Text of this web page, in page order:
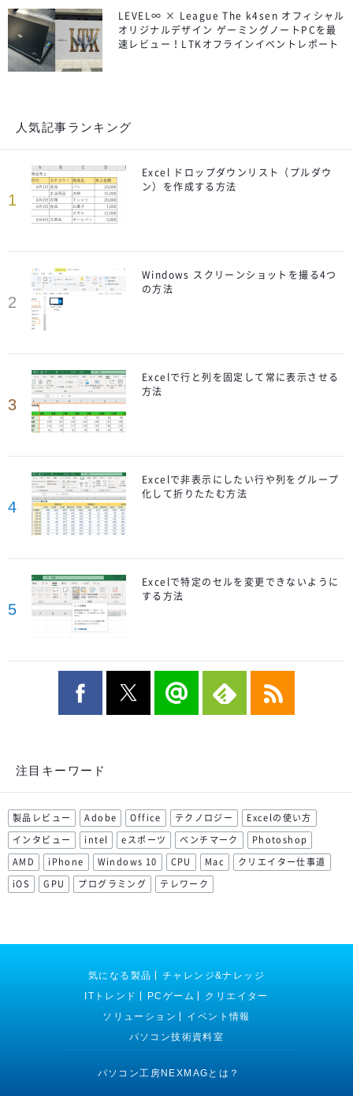
LEVEL∞ × League The k4sen オフィシャル
オリジナルデザイン ゲーミングノートPCを最
速レビュー！LTKオフラインイベントレポート
人気記事ランキング
1
Excel ドロップダウンリスト（プルダウ
ン）を作成する方法
2
Windows スクリーンショットを撮る4つ
の方法
3
Excelで行と列を固定して常に表示させる
方法
4
Excelで非表示にしたい行や列をグループ
化して折りたたむ方法
5
Excelで特定のセルを変更できないように
する方法
注目キーワード
製品レビュー Adobe Office テクノロジー
Excelの使い方
インタビュー
intel eスポーツ ベンチマーク
Photoshop
AMD
iPhone Windows 10 CPU Mac
クリエイター仕事道
iOS
GPU プログラミング テレワーク
気になる製品
チャレンジ&ナレッジ
ITトレンド
PCゲーム
クリエイター
ソリューション
イベント情報
パソコン技術資料室
パソコン工房NEXMAGとは？